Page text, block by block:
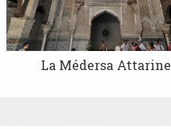
La Médersa Attarine